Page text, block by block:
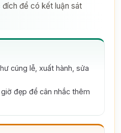
để có kết luận sát
cúng lễ, xuất hành, sửa
đẹp để cân nhắc thêm